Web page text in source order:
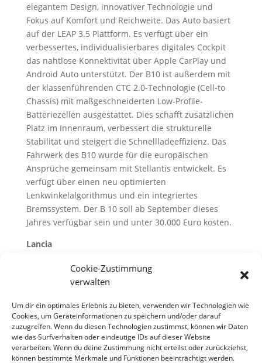
Cookie-Zustimmung
verwalten
Um dir ein optimales Erlebnis zu bieten, verwenden wir Technologien wie
Cookies, um Geräteinformationen zu speichern und/oder darauf
zuzugreifen. Wenn du diesen Technologien zustimmst, können wir Daten
wie das Surfverhalten oder eindeutige IDs auf dieser Website
verarbeiten. Wenn du deine Zustimmung nicht erteilst oder zurückziehst,
können bestimmte Merkmale und Funktionen beeinträchtigt werden.
elegantem Design, innovativer Technologie und
Fokus auf Komfort und Reichweite. Das Auto basiert
auf der LEAP 3.5 Plattform. Es verfügt über ein
verbessertes, individualisierbares digitales Cockpit
das nahtlose Konnektivität über Apple CarPlay und
Android Auto unterstützt. Der B10 ist außerdem mit
der klassenführenden CTC 2.0-Technologie (Cell-to
Chassis) mit maßgeschneiderten Low-Profile-
Batteriezellen ausgestattet. Dies schafft zusätzlichen
Platz im Innenraum, verbessert die strukturelle
Stabilität und steigert die Schnellladeeffizienz. Das
Fahrwerk des B10 wurde für die europäischen
Ansprüche gemeinsam mit Stellantis entwickelt. Es
verfügt über einen neu optimierten
Lenkwinkelalgorithmus und ein integriertes
Bremssystem. Der B 10 soll ab September dieses
Jahres verfügbar sein und unter 30.000 Euro kosten.
Lancia
Die italienische Nobelmarke wird auch weiterhin
nicht in Österreich vertreten sein, auch über einen
Schweigen…